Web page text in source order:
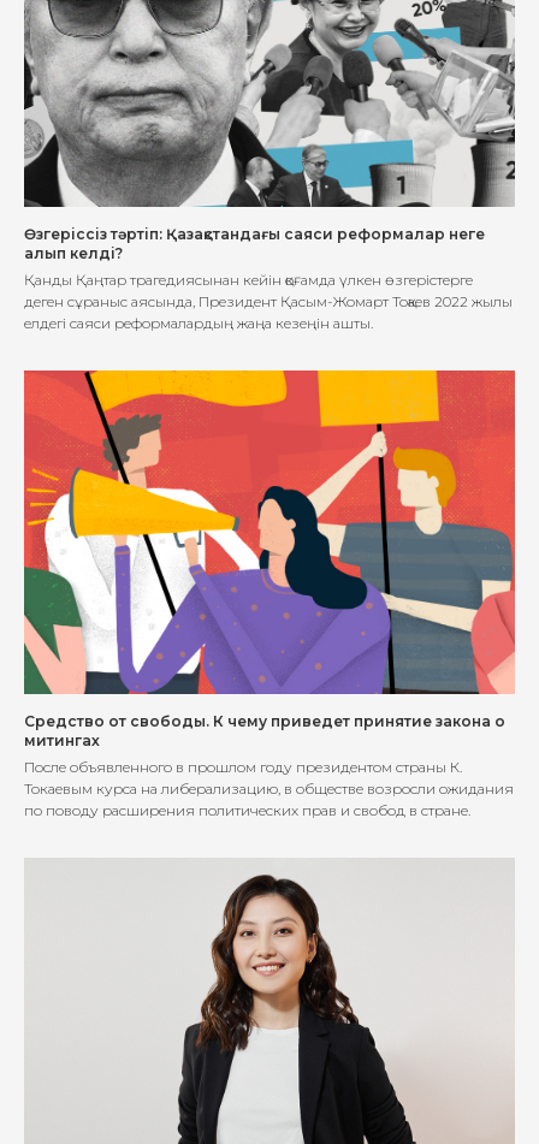
Өзгеріссіз тәртіп: Қазақстандағы саяси реформалар неге
алып келді?
Қанды Қаңтар трагедиясынан кейін қоғамда үлкен өзгерістерге
деген сұраныс аясында, Президент Қасым-Жомарт Тоқаев 2022 жылы
елдегі саяси реформалардың жаңа кезеңін ашты.
Средство от свободы. К чему приведет принятие закона о
митингах
После объявленного в прошлом году президентом страны К.
Токаевым курса на либерализацию, в обществе возросли ожидания
по поводу расширения политических прав и свобод в стране.